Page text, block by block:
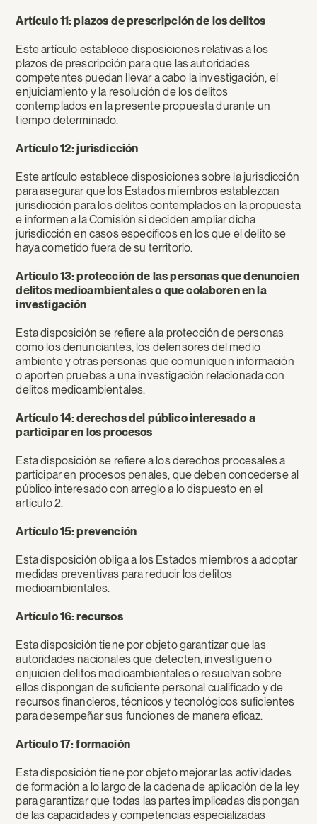
Artículo 11: plazos de prescripción de los delitos
Este artículo establece disposiciones relativas a los
plazos de prescripción para que las autoridades
competentes puedan llevar a cabo la investigación, el
enjuiciamiento y la resolución de los delitos
contemplados en la presente propuesta durante un
tiempo determinado.
Artículo 12: jurisdicción
Este artículo establece disposiciones sobre la jurisdicción
para asegurar que los Estados miembros establezcan
jurisdicción para los delitos contemplados en la propuesta
e informen a la Comisión si deciden ampliar dicha
jurisdicción en casos específicos en los que el delito se
haya cometido fuera de su territorio.
Artículo 13: protección de las personas que denuncien
delitos medioambientales o que colaboren en la
investigación
Esta disposición se refiere a la protección de personas
como los denunciantes, los defensores del medio
ambiente y otras personas que comuniquen información
o aporten pruebas a una investigación relacionada con
delitos medioambientales.
Artículo 14: derechos del público interesado a
participar en los procesos
Esta disposición se refiere a los derechos procesales a
participar en procesos penales, que deben concederse al
público interesado con arreglo a lo dispuesto en el
artículo 2.
Artículo 15: prevención
Esta disposición obliga a los Estados miembros a adoptar
medidas preventivas para reducir los delitos
medioambientales.
Artículo 16: recursos
Esta disposición tiene por objeto garantizar que las
autoridades nacionales que detecten, investiguen o
enjuicien delitos medioambientales o resuelvan sobre
ellos dispongan de suficiente personal cualificado y de
recursos financieros, técnicos y tecnológicos suficientes
para desempeñar sus funciones de manera eficaz.
Artículo 17: formación
Esta disposición tiene por objeto mejorar las actividades
de formación a lo largo de la cadena de aplicación de la ley
para garantizar que todas las partes implicadas dispongan
de las capacidades y competencias especializadas